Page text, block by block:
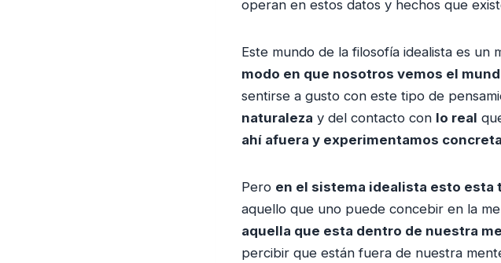
operan en estos datos y hechos que
Este mundo de la filosofía idealista es un
modo en que nosotros vemos el
sentirse a gusto con este tipo de
naturaleza y del contacto con lo real
ahí afuera y experimentamos
Pero en el sistema idealista esto
aquello que uno puede concebir en la
aquella que esta dentro de nuestra
percibir que están fuera de nuestra